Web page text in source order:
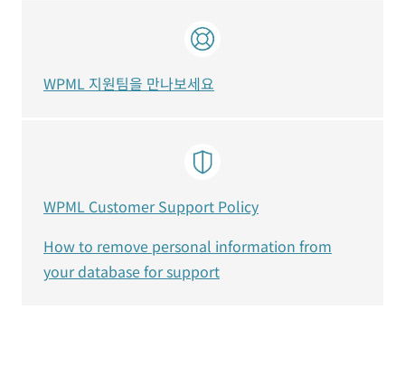
WPML 지원팀을 만나보세요
WPML Customer Support Policy
How to remove personal information from
your database for support